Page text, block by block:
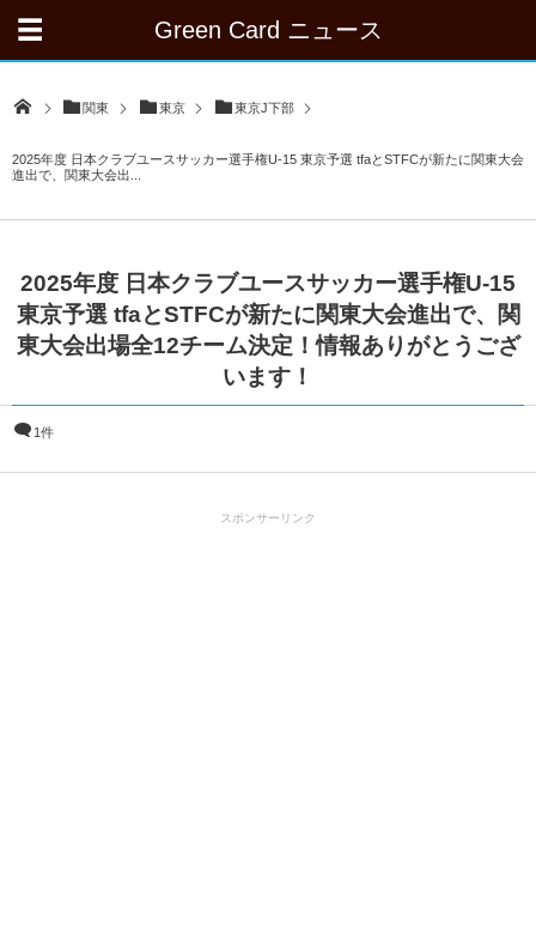
Green Card ニュース
関東 東京 東京J下部
2025年度 日本クラブユースサッカー選手権U-15 東京予選 tfaとSTFCが新たに関東大会
進出で、関東大会出...
2025年度 日本クラブユースサッカー選手権U-15
東京予選 tfaとSTFCが新たに関東大会進出で、関
東大会出場全12チーム決定！情報ありがとうござ
います！
1件
スポンサーリンク